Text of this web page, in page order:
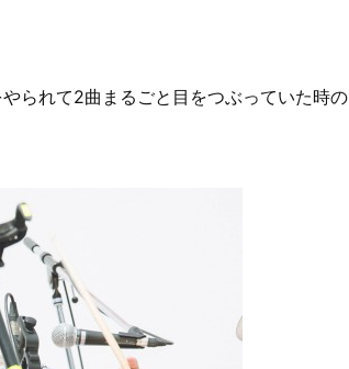
られて2曲まるごと目をつぶっていた時の